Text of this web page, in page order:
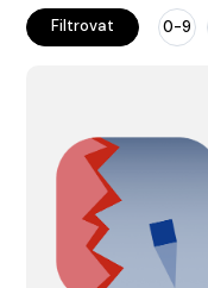
Filtrovat 0-9